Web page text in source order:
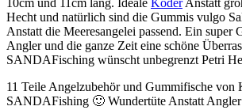
10cm und 11cm lang. Ideale KöderAnstatt
Hecht und natürlich sind die Gummis vulgo
Anstatt die Meeresangelei passend. Ein super
Angler und die ganze Zeit eine schöne
SANDAFisching wünscht unbegrenzt Petri
11 Teile Angelzubehör und Gummifische
SANDAFishing 🙂 Wundertüte Anstatt